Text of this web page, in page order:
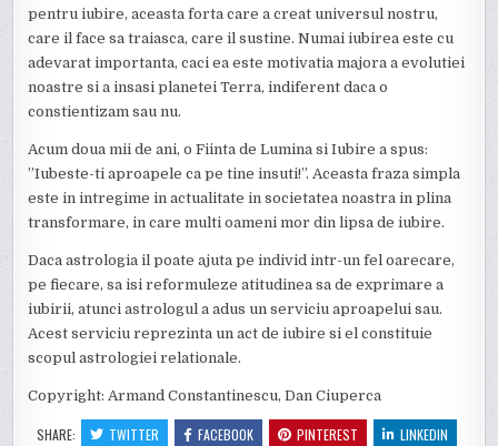
pentru iubire, aceasta forta care a creat universul nostru,
care il face sa traiasca, care il sustine. Numai iubirea este cu
adevarat importanta, caci ea este motivatia majora a evolutiei
noastre si a insasi planetei Terra, indiferent daca o
constientizam sau nu.
Acum doua mii de ani, o Fiinta de Lumina si Iubire a spus:
”Iubeste-ti aproapele ca pe tine insuti!”. Aceasta fraza simpla
este in intregime in actualitate in societatea noastra in plina
transformare, in care multi oameni mor din lipsa de iubire.
Daca astrologia il poate ajuta pe individ intr-un fel oarecare,
pe fiecare, sa isi reformuleze atitudinea sa de exprimare a
iubirii, atunci astrologul a adus un serviciu aproapelui sau.
Acest serviciu reprezinta un act de iubire si el constituie
scopul astrologiei relationale.
Copyright: Armand Constantinescu, Dan Ciuperca
SHARE: TWITTER FACEBOOK PINTEREST LINKEDIN